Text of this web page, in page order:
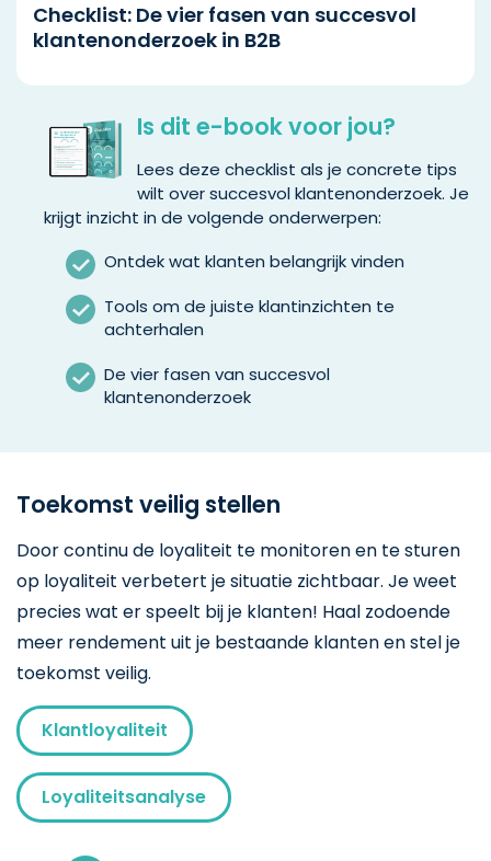
Checklist: De vier fasen van succesvol
klantenonderzoek in B2B
Is dit e-book voor jou?
Lees deze checklist als je concrete tips
wilt over succesvol klantenonderzoek. Je
krijgt inzicht in de volgende onderwerpen:
Ontdek wat klanten belangrijk vinden
Tools om de juiste klantinzichten te
achterhalen
De vier fasen van succesvol
klantenonderzoek
Toekomst veilig stellen
Door continu de loyaliteit te monitoren en te sturen
op loyaliteit verbetert je situatie zichtbaar. Je weet
precies wat er speelt bij je klanten! Haal zodoende
meer rendement uit je bestaande klanten en stel je
toekomst veilig.
Klantloyaliteit
Loyaliteitsanalyse